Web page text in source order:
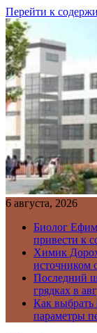
Перейти к
6 августа, 2026
Биолог
привести к
Химик
источником
Последний
грядках в
Как
параметры